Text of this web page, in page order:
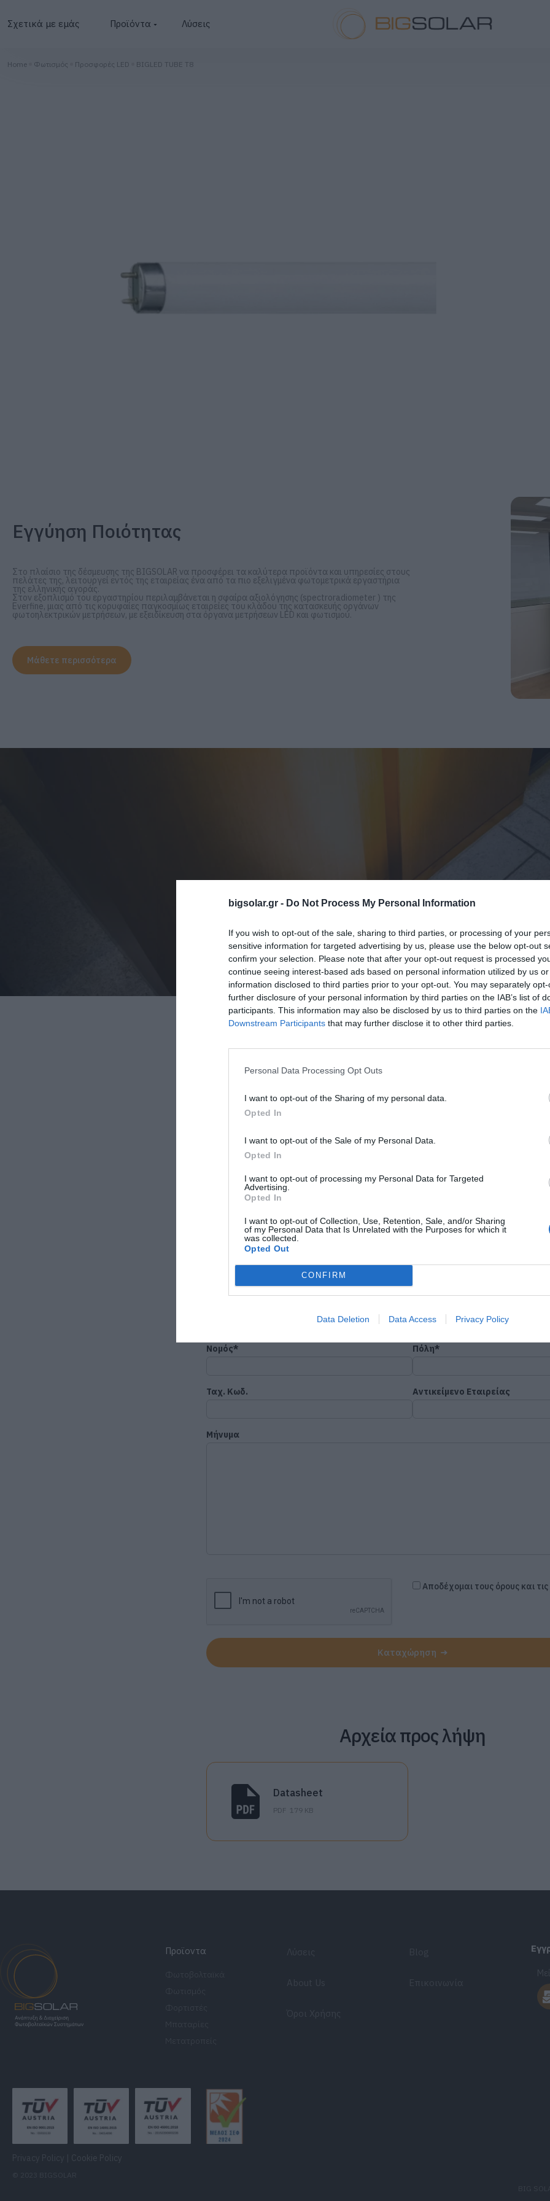
bigsolar.gr - Do Not Process My Personal Information
If you wish to opt-out of the sale, sharing to third parties, or processing of your
sensitive information for targeted advertising by us, please use the below opt-out
confirm your selection. Please note that after your opt-out request is processed
continue seeing interest-based ads based on personal information utilized by us
information disclosed to third parties prior to your opt-out. You may separately
further disclosure of your personal information by third parties on the IAB’s list of
participants. This information may also be disclosed by us to third parties on the
Downstream Participants that may further disclose it to other third parties.
Personal Data Processing Opt Outs
I want to opt-out of the Sharing of my personal data.
Opted In
I want to opt-out of the Sale of my Personal Data.
Opted In
I want to opt-out of processing my Personal Data for Targeted
Advertising.
Opted In
I want to opt-out of Collection, Use, Retention, Sale, and/or Sharing
of my Personal Data that Is Unrelated with the Purposes for which it
was collected.
Opted Out
CONFIRM
Data Deletion Data Access Privacy Policy
Σχετικά με εμάς Προϊόντα
Φωτοβολταϊκά
Λύσεις
Home Φωτισμός Προσφορές LED BIGLED TUBE T8
Εγγύηση Ποιότητας
Στο πλαίσιο της δέσμευσης της BIGSOLAR να προσφέρει τα καλύτερα προϊόντα και υπηρεσίες στους
πελάτες της, λειτουργεί εντός της εταιρείας ένα από τα πιο εξελιγμένα φωτομετρικά εργαστήρια
της ελληνικής αγοράς.
Στον εξοπλισμό του εργαστηρίου περιλαμβάνεται η σφαίρα αξιολόγησης (spectroradiometer ) της
Everfine, μιας από τις κορυφαίες παγκοσμίως εταιρείες του κλάδου της κατασκευής οργάνων
φωτοηλεκτρικών μετρήσεων, με εξειδίκευση στα όργανα μετρήσεων LED και φωτισμού.
Μάθετε περισσότερα
Εκδήλωση Ενδιαφέροντος
Όνομα* Εταιρεία*
Νομός* Πόλη*
Ταχ. Κωδ. Αντικείμενο Εταιρείας
Μήνυμα
Αποδέχομαι τους όρους και
Καταχώρηση
Αρχεία προς λήψη
Datasheet
PDF 179 KB
Προϊοντα
Cookie Policy